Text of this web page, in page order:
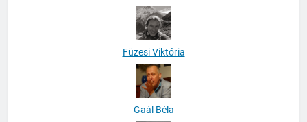
Füzesi Viktória
Gaál Béla